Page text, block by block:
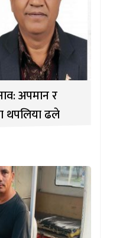
अपमान र
थपलिया ढले